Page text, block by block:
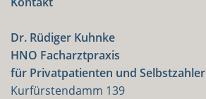
Dr. Rüdiger Kuhnke
HNO Facharztpraxis
für Privatpatienten und Selbstzahler
Kurfürstendamm 139